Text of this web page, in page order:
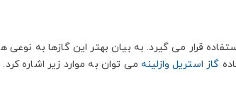
قرار می گیرد. به بیان بهتر این گازها به
گاز استریل وازلینه می توان به موارد زیر اشاره کرد.